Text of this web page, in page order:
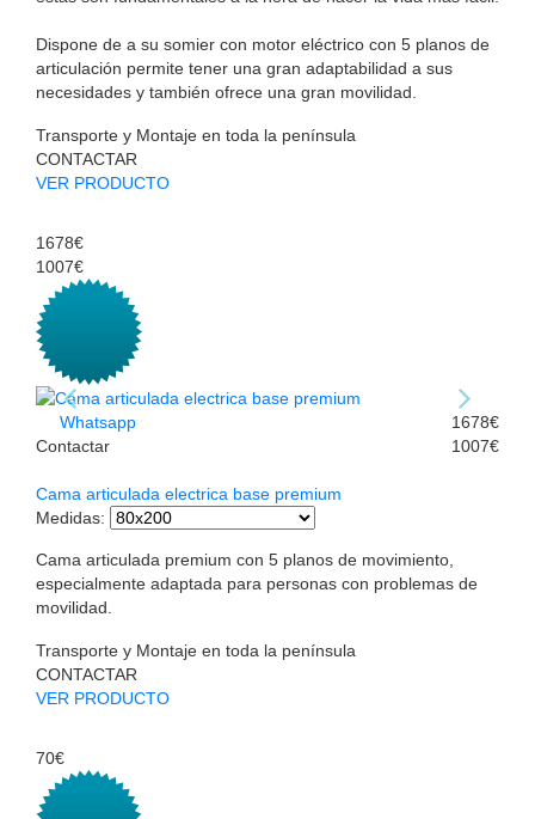
Dispone de a su somier con motor eléctrico con 5 planos de
articulación permite tener una gran adaptabilidad a sus
necesidades y también ofrece una gran movilidad.
Transporte y Montaje en toda la península
CONTACTAR
VER PRODUCTO
1678€
1007€
Whatsapp
Contactar
1678€
1007€
Cama articulada electrica base premium
Medidas:
Cama articulada premium con 5 planos de movimiento,
especialmente adaptada para personas con problemas de
movilidad.
Transporte y Montaje en toda la península
CONTACTAR
VER PRODUCTO
70€